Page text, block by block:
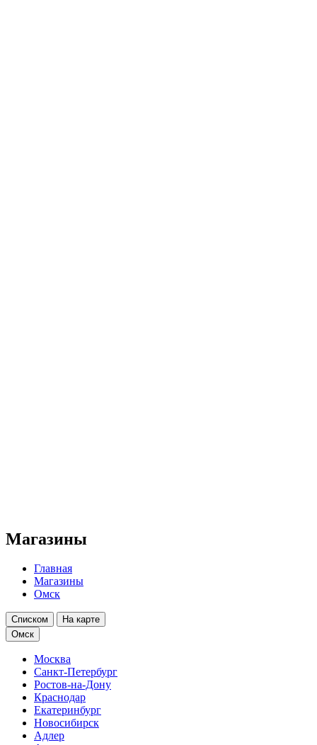
Магазины
Главная
Магазины
Омск
Списком
На карте
Омск
Москва
Санкт-Петербург
Ростов-на-Дону
Краснодар
Екатеринбург
Новосибирск
Адлер